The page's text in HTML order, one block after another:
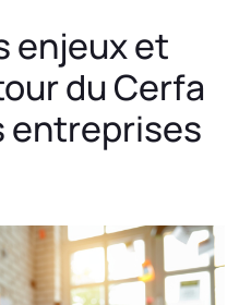
enjeux et
du Cerfa
entreprises